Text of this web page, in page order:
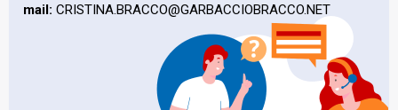
mail: CRISTINA.BRACCO@GARBACCIOBRACCO.NET